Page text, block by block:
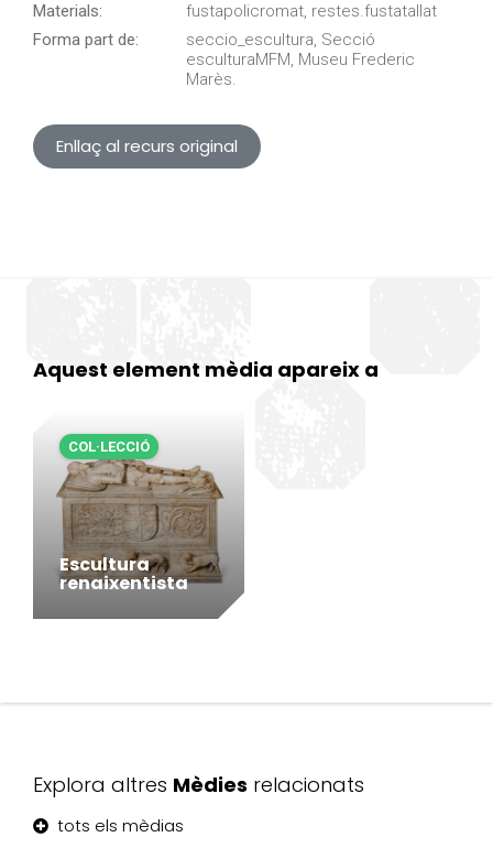
Materials:
fustapolicromat, restes.fustatallat
Forma part de:
seccio_escultura, Secció
esculturaMFM, Museu Frederic
Marès.
Enllaç al recurs original
Aquest element mèdia apareix a
Escultura
renaixentista
COL·LECCIÓ
Explora altres Mèdies relacionats
tots els mèdias